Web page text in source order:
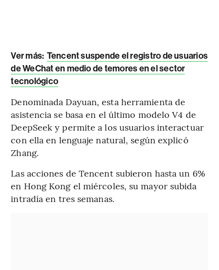
Ver más: Tencent suspende el registro de usuarios
de WeChat en medio de temores en el sector
tecnológico
Denominada Dayuan, esta herramienta de
asistencia se basa en el último modelo V4 de
DeepSeek y permite a los usuarios interactuar
con ella en lenguaje natural, según explicó
Zhang.
Las acciones de Tencent subieron hasta un 6%
en Hong Kong el miércoles, su mayor subida
intradía en tres semanas.